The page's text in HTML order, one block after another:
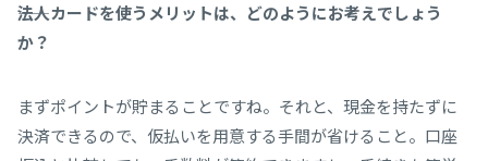
――法人カードを使うメリットは、どのようにお考えでしょう
か？
まずポイントが貯まることですね。それと、現金を持たずに
決済できるので、仮払いを用意する手間が省けること。口座